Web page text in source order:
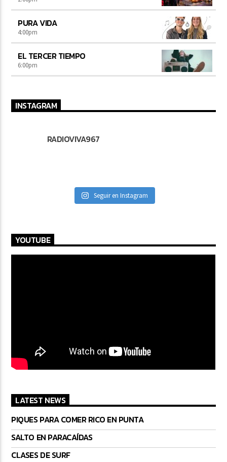
PURA VIDA
4:00pm
EL TERCER TIEMPO
6:00pm
INSTAGRAM
RADIOVIVA967
Seguir en Instagram
YOUTUBE
LATEST NEWS
PIQUES PARA COMER RICO EN PUNTA
SALTO EN PARACAÍDAS
CLASES DE SURF